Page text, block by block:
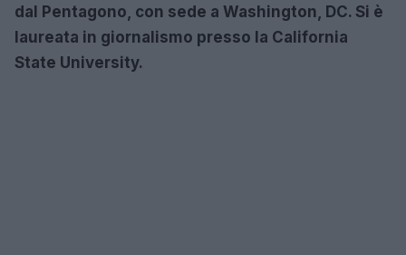
dal Pentagono, con sede a Washington, DC. Si è
laureata in giornalismo presso la California
State University.